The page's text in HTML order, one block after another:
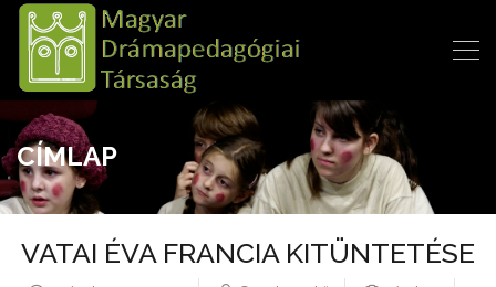
CÍMLAP
VATAI ÉVA FRANCIA KITÜNTETÉSE